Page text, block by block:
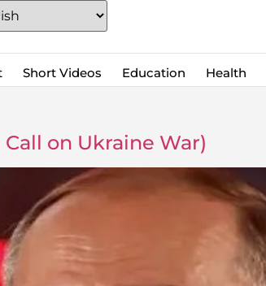
Short Videos Education Health
Call on Ukraine War)